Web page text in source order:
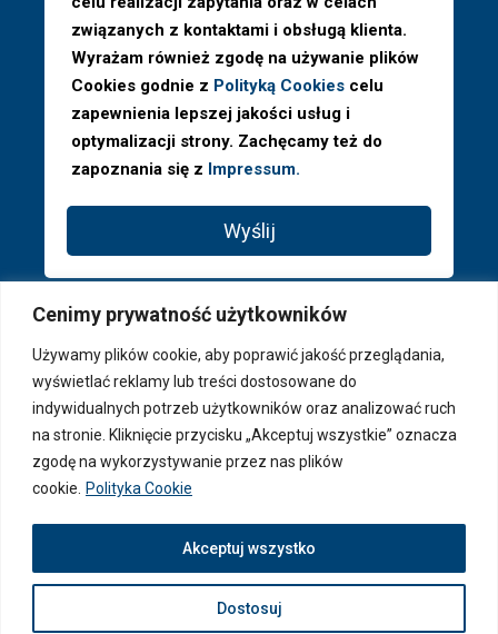
Cenimy prywatność użytkowników
Używamy plików cookie, aby poprawić jakość przeglądania,
wyświetlać reklamy lub treści dostosowane do
indywidualnych potrzeb użytkowników oraz analizować ruch
na stronie. Kliknięcie przycisku „Akceptuj wszystkie” oznacza
zgodę na wykorzystywanie przez nas plików
cookie. Polityka Cookie
Dostosuj
Akceptuj wszystko
związanych z kontaktami i obsługą klienta.
Wyrażam również zgodę na używanie plików
Cookies godnie z Polityką Cookies celu
zapewnienia lepszej jakości usług i
optymalizacji strony. Zachęcamy też do
zapoznania się z Impressum.
Wyślij